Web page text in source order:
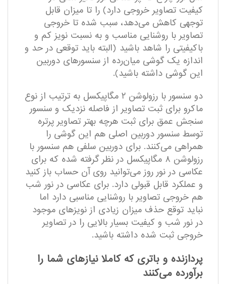
کیفیت تصاویر خروجی دارد) را تا میزان قابل
توجهی کاهش می‌دهد، سبب شده تا خروجی
تصاویر با روشنایی مناسب و به نسبت نویز کم و
با‌کیفیتی را شاهد باشید (البته باید توقعی در حد و
اندازه یک گوشی میان‌رده از سنسور‌های دوربین
این گوشی داشته باشید).
دو سنسور با رزولوشن ۲ مگاپیکسل به ترتیب از نوع
ماکرو برای ثبت تصاویر از فاصله نزدیک و سنسور
سنجش عمق برای ثبت هرچه بهتر تصاویر پرتره
توسط سنسور دوربین اصلی هم این گوشی را
همراهی می‌کنند. برای دوربین سلفی هم سنسور با
رزولوشن ۸ مگاپیکسل در نظر گرفته شده که برای
عکاسی در نور روز می‌توانید روی آن حساب باز کنید
و عملکرد قابل قبولی دارد. برای عکاسی در نور شب
هم خروجی تصاویر با روشنایی مناسبی دارد اما
نباید توقع حذف میزان زیادی از نویز‌های موجود
در نور شب و کیفیت بسیار بالایی را در تصاویر
خروجی ثبت شده داشته باشید.
پردازنده و باتری که کاملا نیاز‌های شما را
بر‌آورده می‌کنند